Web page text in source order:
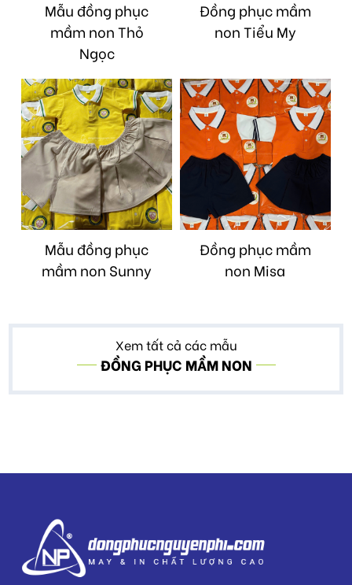
Mẫu đồng phục
mầm non Thỏ
Ngọc
Đồng phục mầm
non Tiểu My
Mẫu đồng phục
mầm non Sunny
Đồng phục mầm
non Misa
Xem tất cả các mẫu
ĐỒNG PHỤC MẦM NON